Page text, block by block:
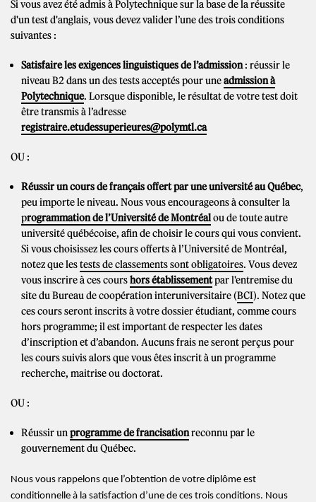
Si vous avez été admis à Polytechnique sur la base de la réussite
d'un test d'anglais, vous devez valider l’une des trois conditions
suivantes :
Satisfaire les exigences linguistiques de l’admission: réussir le
niveau B2 dans un des tests acceptés pour uneadmission à
Polytechnique. Lorsque disponible, le résultat de votre test doit
être transmis à l’adresse
registraire.etudessuperieures@polymtl.ca
OU :
Réussir un cours de français offert par une université au Québec,
peu importe le niveau. Nous vous encourageons à consulter la
programmation de l’Université de Montréalou de toute autre
université québécoise, afin de choisir le cours qui vous convient.
Si vous choisissez les cours offerts à l’Université de Montréal,
notez que lestests de classements sont obligatoires. Vous devez
vous inscrire à ces courshors établissementpar l'entremise du
site du Bureau de coopération interuniversitaire (BCI). Notez que
ces cours seront inscrits à votre dossier étudiant, comme cours
hors programme; il est important de respecter les dates
d’inscription et d’abandon. Aucuns frais ne seront perçus pour
les cours suivis alors que vous êtes inscrit à un programme
recherche, maitrise ou doctorat.
OU :
Réussir unprogramme de francisationreconnu par le
gouvernement du Québec.
Nous vous rappelons que l’obtention de votre diplôme est
conditionnelle à la satisfaction d’une de ces trois conditions. Nous